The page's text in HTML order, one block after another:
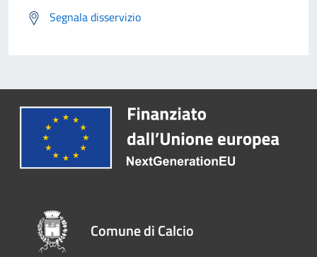
Segnala disservizio
Comune di Calcio